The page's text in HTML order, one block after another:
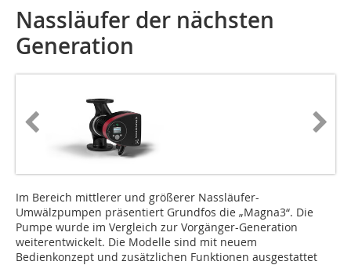
Nassläufer der nächsten
Generation
Im Bereich mittlerer und größerer Nassläufer-
Umwälzpumpen präsentiert Grundfos die „Magna3“. Die
Pumpe wurde im Vergleich zur Vorgänger-Generation
weiterentwickelt. Die Modelle sind mit neuem
Bedienkonzept und zusätzlichen Funktionen ausgestattet